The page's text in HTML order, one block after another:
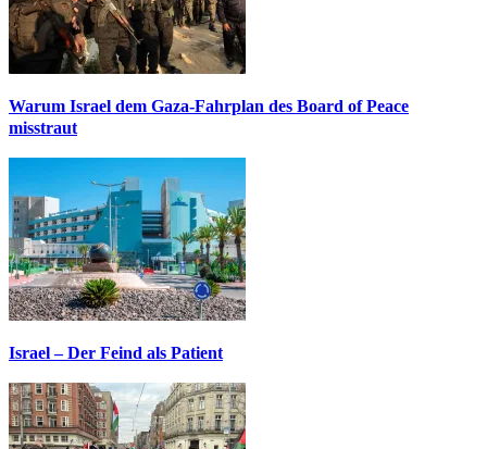
Warum Israel dem Gaza-Fahrplan des Board of Peace
misstraut
Israel – Der Feind als Patient